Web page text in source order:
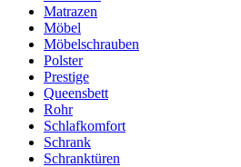
Matrazen
Möbel
Möbelschrauben
Polster
Prestige
Queensbett
Rohr
Schlafkomfort
Schrank
Schranktüren